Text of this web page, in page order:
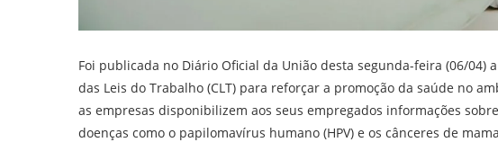
Foi publicada no Diário Oficial da União desta segunda-feira (06/04)
das Leis do Trabalho (CLT) para reforçar a promoção da saúde no
as empresas disponibilizem aos seus empregados informações
doenças como o papilomavírus humano (HPV) e os cânceres de